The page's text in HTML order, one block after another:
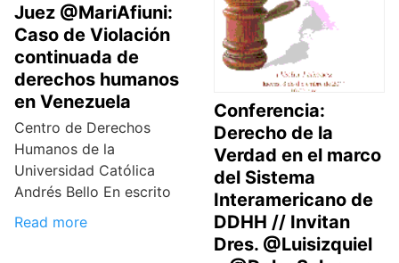
Juez @MariAfiuni:
Caso de Violación
continuada de
derechos humanos
en Venezuela
Centro de Derechos
Humanos de la
Universidad Católica
Andrés Bello En escrito
Read more
Conferencia:
Derecho de la
Verdad en el marco
del Sistema
Interamericano de
DDHH // Invitan
Dres. @Luisizquiel